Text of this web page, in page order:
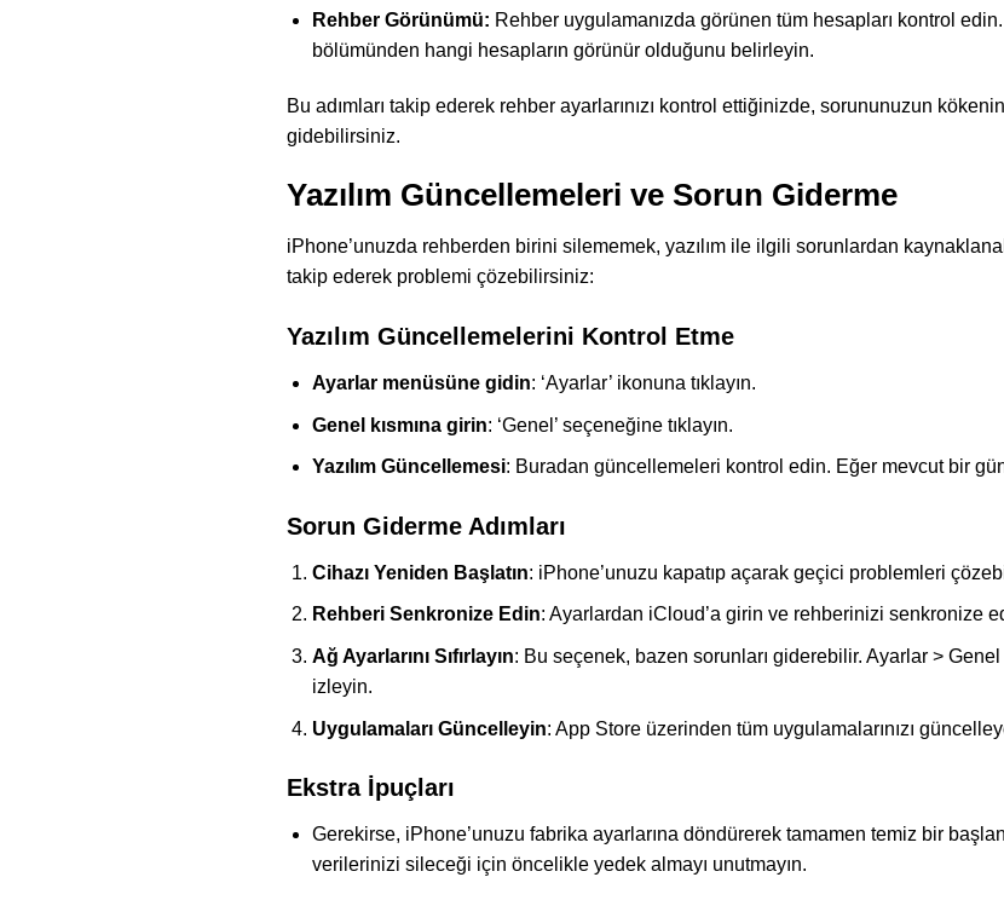
Rehber Görünümü: Rehber uygulamanızda görünen tüm hesapları kontrol
bölümünden hangi hesapların görünür olduğunu belirleyin.
Bu adımları takip ederek rehber ayarlarınızı kontrol ettiğinizde, sorununuzun
gidebilirsiniz.
Yazılım Güncellemeleri ve Sorun Giderme
iPhone’unuzda rehberden birini silememek, yazılım ile ilgili sorunlardan
takip ederek problemi çözebilirsiniz:
Yazılım Güncellemelerini Kontrol Etme
Ayarlar menüsüne gidin: ‘Ayarlar’ ikonuna tıklayın.
Genel kısmına girin: ‘Genel’ seçeneğine tıklayın.
Yazılım Güncellemesi: Buradan güncellemeleri kontrol edin. Eğer mevcut bir
Sorun Giderme Adımları
Cihazı Yeniden Başlatın: iPhone’unuzu kapatıp açarak geçici problemleri
Rehberi Senkronize Edin: Ayarlardan iCloud’a girin ve rehberinizi senkronize
Ağ Ayarlarını Sıfırlayın: Bu seçenek, bazen sorunları giderebilir. Ayarlar > Genel
izleyin.
Uygulamaları Güncelleyin: App Store üzerinden tüm uygulamalarınızı
Ekstra İpuçları
Gerekirse, iPhone’unuzu fabrika ayarlarına döndürerek tamamen temiz bir
verilerinizi sileceği için öncelikle yedek almayı unutmayın.